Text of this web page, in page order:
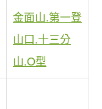
金面山.第一登
山口.十三分
山.O型